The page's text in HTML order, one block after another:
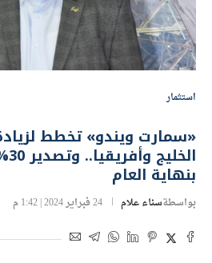
استثمار
«سمارت ويندو» تخطط
بنهاية العام
بواسطةسناء علام 24 فبراير 2024 | 1:42 م